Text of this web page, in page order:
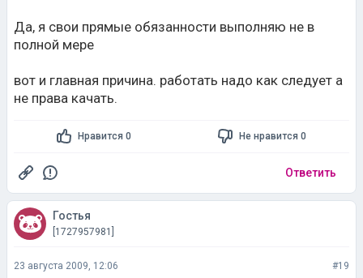
Да, я свои прямые обязанности выполняю не в
полной мере
вот и главная причина. работать надо как следует а
не права качать.
Нравится 0 Не нравится 0
Ответить
Гостья
[1727957981]
23 августа 2009, 12:06 #19